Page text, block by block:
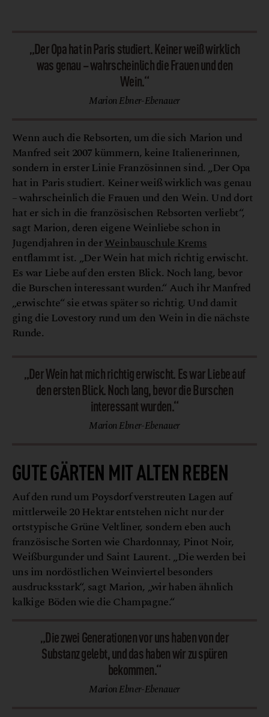
„Der Opa hat in Paris studiert. Keiner weiß wirklich
was genau – wahrscheinlich die Frauen und den
Wein.“
Marion Ebner-Ebenauer
Wenn auch die Rebsorten, um die sich Marion und
Manfred seit 2007 kümmern, keine Italienerinnen,
sondern in erster Linie Französinnen sind. „Der Opa
hat in Paris studiert. Keiner weiß wirklich was genau
– wahrscheinlich die Frauen und den Wein. Und dort
hat er sich in die französischen Rebsorten verliebt“,
sagt Marion, deren eigene Weinliebe schon in
Jugendjahren in derWeinbauschule Krems
entflammt ist. „Der Wein hat mich richtig erwischt.
Es war Liebe auf den ersten Blick. Noch lang, bevor
die Burschen interessant wurden.“ Auch ihr Manfred
„erwischte“ sie etwas später so richtig. Und damit
ging die Lovestory rund um den Wein in die nächste
Runde.
„Der Wein hat mich richtig erwischt. Es war Liebe auf
den ersten Blick. Noch lang, bevor die Burschen
interessant wurden.“
Marion Ebner-Ebenauer
GUTE GÄRTEN MIT ALTEN REBEN
Auf den rund um Poysdorf verstreuten Lagen auf
mittlerweile 20 Hektar entstehen nicht nur der
ortstypische Grüne Veltliner, sondern eben auch
französische Sorten wie Chardonnay, Pinot Noir,
Weißburgunder und Saint Laurent. „Die werden bei
uns im nordöstlichen Weinviertel besonders
ausdrucksstark“, sagt Marion, „wir haben ähnlich
kalkige Böden wie die Champagne.“
„Die zwei Generationen vor uns haben von der
Substanz gelebt, und das haben wir zu spüren
bekommen.“
Marion Ebner-Ebenauer